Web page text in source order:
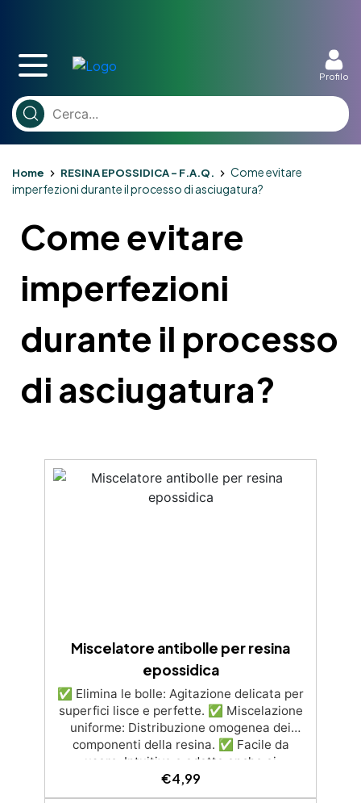
Profilo
Home RESINA EPOSSIDICA – F.A.Q.
Come evitare
imperfezioni durante il processo di asciugatura?
Come evitare
imperfezioni
durante il processo
di asciugatura?
Miscelatore antibolle per resina
epossidica
✅ Elimina le bolle: Agitazione delicata per
superfici lisce e perfette. ✅ Miscelazione
uniforme: Distribuzione omogenea dei
componenti della resina. ✅ Facile da
usare: Intuitivo e adatto anche ai
principianti. ✅ Risparmio di tempo:
Velocità ed efficienza nella miscelazione.
€4,99